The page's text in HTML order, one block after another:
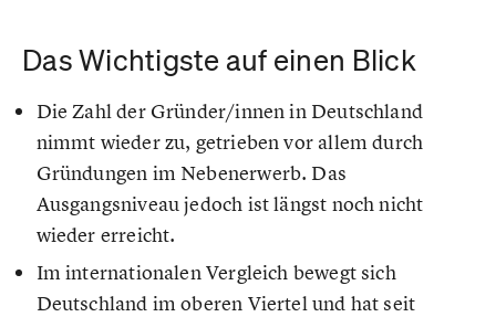
Das Wichtigste auf einen Blick
Die Zahl der Gründer/innen in Deutschland
nimmt wieder zu, getrieben vor allem durch
Gründungen im Nebenerwerb. Das
Ausgangsniveau jedoch ist längst noch nicht
wieder erreicht.
Im internationalen Vergleich bewegt sich
Deutschland im oberen Viertel und hat seit